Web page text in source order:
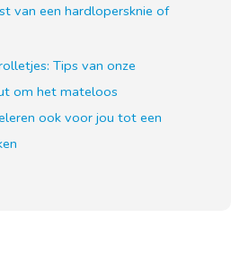
van een hardlopersknie of
Tips van onze
om het mateloos
ook voor jou tot een